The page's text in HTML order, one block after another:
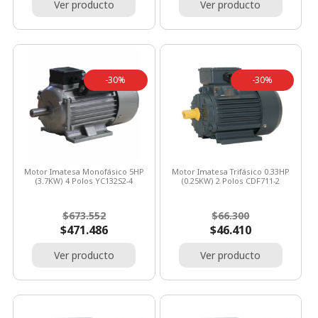
Ver producto Ver producto
Motor Imatesa Monofásico 5HP
(3.7KW) 4 Polos YC132S2-4
$673.552
-30%
$471.486
Ver producto
Motor Imatesa Trifásico 0.33HP
(0.25KW) 2 Polos CDF711-2
$66.300
-30%
$46.410
Ver producto